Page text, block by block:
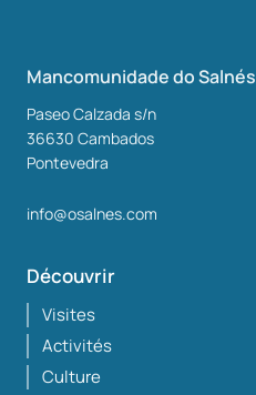
Mancomunidade do Salnés
Paseo Calzada s/n
36630 Cambados
Pontevedra
info@osalnes.com
Découvrir
Visites
Activités
Culture